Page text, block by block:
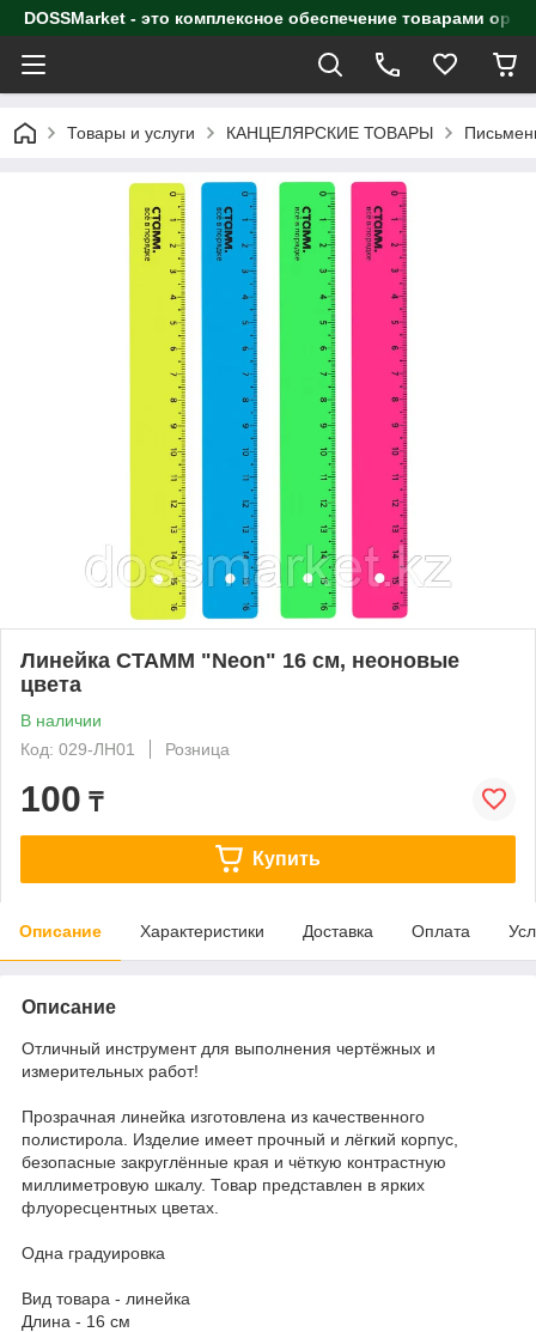
DOSSMarket - это комплексное обеспечение товарами
Товары и услуги КАНЦЕЛЯРСКИЕ ТОВАРЫ
Линейка СТАММ "Neon" 16 см, неоновые
цвета
В наличии
Код: 029-ЛН01
Розница
100 ₸
Купить
Описание Характеристики Доставка Оплата
Описание
Отличный инструмент для выполнения чертёжных и
измерительных работ!
Прозрачная линейка изготовлена из качественного
полистирола. Изделие имеет прочный и лёгкий корпус,
безопасные закруглённые края и чёткую контрастную
миллиметровую шкалу. Товар представлен в ярких
флуоресцентных цветах.
Одна градуировка
Вид товара - линейка
Длина - 16 см